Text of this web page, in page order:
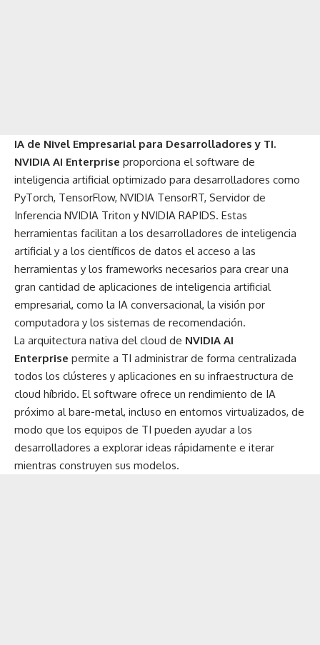
IA de Nivel Empresarial para Desarrolladores y TI.
NVIDIA AI Enterprise proporciona el software de
inteligencia artificial optimizado para desarrolladores como
PyTorch, TensorFlow, NVIDIA TensorRT, Servidor de
Inferencia NVIDIA Triton y NVIDIA RAPIDS. Estas
herramientas facilitan a los desarrolladores de inteligencia
artificial y a los científicos de datos el acceso a las
herramientas y los frameworks necesarios para crear una
gran cantidad de aplicaciones de inteligencia artificial
empresarial, como la IA conversacional, la visión por
computadora y los sistemas de recomendación.
La arquitectura nativa del cloud de NVIDIA AI
Enterprise permite a TI administrar de forma centralizada
todos los clústeres y aplicaciones en su infraestructura de
cloud híbrido. El software ofrece un rendimiento de IA
próximo al bare-metal, incluso en entornos virtualizados, de
modo que los equipos de TI pueden ayudar a los
desarrolladores a explorar ideas rápidamente e iterar
mientras construyen sus modelos.